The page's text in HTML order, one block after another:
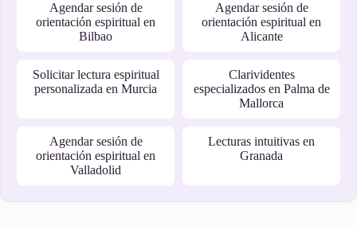
Agendar sesión de
orientación espiritual en
Bilbao
Agendar sesión de
orientación espiritual en
Alicante
Solicitar lectura espiritual
personalizada en Murcia
Clarividentes
especializados en Palma de
Mallorca
Agendar sesión de
orientación espiritual en
Valladolid
Lecturas intuitivas en
Granada